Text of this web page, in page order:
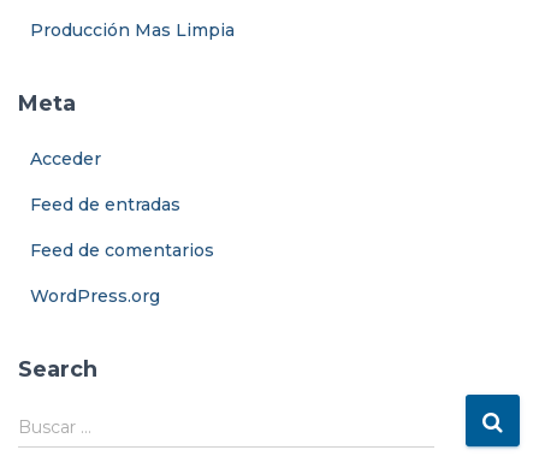
Producción Mas Limpia
Meta
Acceder
Feed de entradas
Feed de comentarios
WordPress.org
Search
B
u
Buscar …